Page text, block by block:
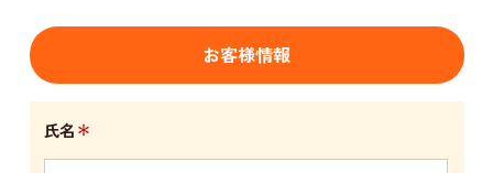
お客様情報
氏名＊